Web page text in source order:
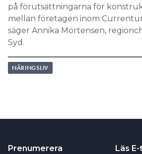
på förutsättningarna för
mellan företagen inom
säger Annika Mortensen,
Syd.
NÄRINGSLIV
Prenumerera Läs